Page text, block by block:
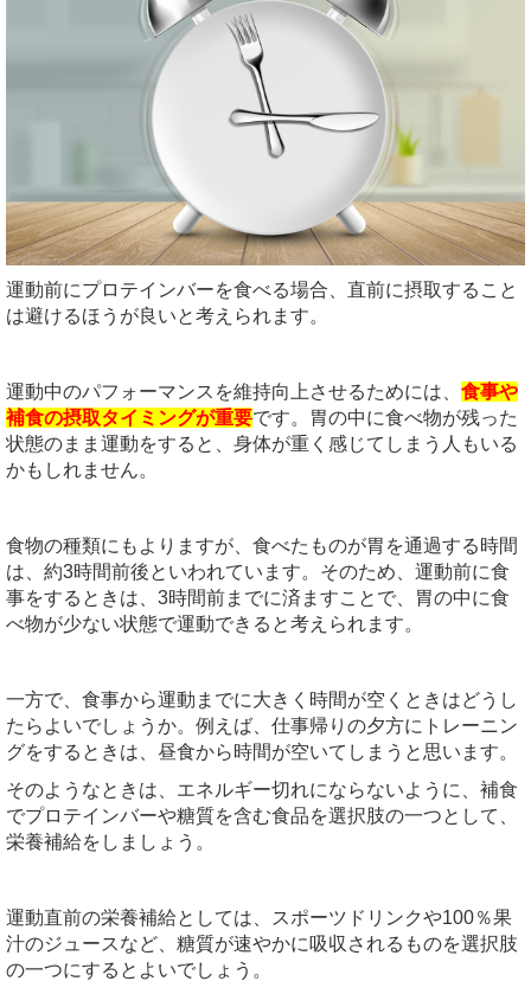
運動前にプロテインバーを食べる場合、直前に摂取すること
は避けるほうが良いと考えられます。
運動中のパフォーマンスを維持向上させるためには、 食事や
補食の摂取タイミングが重要です。胃の中に食べ物が残った
状態のまま運動をすると、身体が重く感じてしまう人もいる
かもしれません。
食物の種類にもよりますが、食べたものが胃を通過する時間
は、約3時間前後といわれています。そのため、運動前に食
事をするときは、3時間前までに済ますことで、胃の中に食
べ物が少ない状態で運動できると考えられます。
一方で、食事から運動までに大きく時間が空くときはどうし
たらよいでしょうか。例えば、仕事帰りの夕方にトレーニン
グをするときは、昼食から時間が空いてしまうと思います。
そのようなときは、エネルギー切れにならないように、補食
でプロテインバーや糖質を含む食品を選択肢の一つとして、
栄養補給をしましょう。
運動直前の栄養補給としては、スポーツドリンクや100％果
汁のジュースなど、糖質が速やかに吸収されるものを選択肢
の一つにするとよいでしょう。